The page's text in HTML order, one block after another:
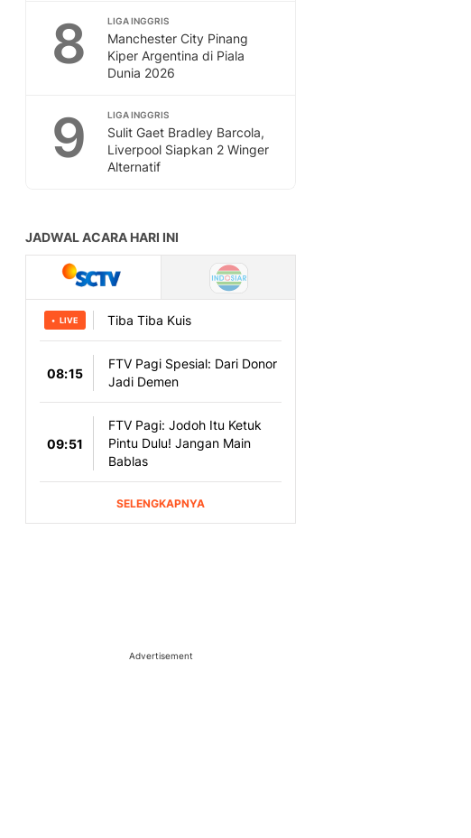
8 LIGA INGGRIS
Manchester City Pinang
Kiper Argentina di Piala
Dunia 2026
9 LIGA INGGRIS
Sulit Gaet Bradley Barcola,
Liverpool Siapkan 2 Winger
Alternatif
Advertisement